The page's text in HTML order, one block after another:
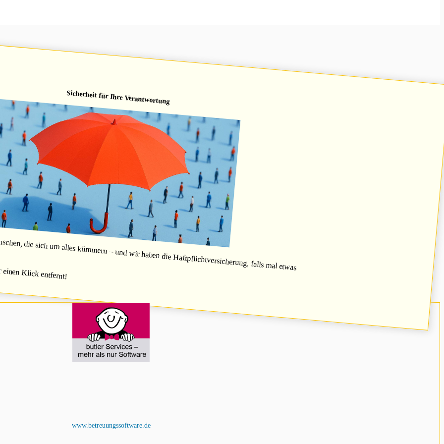
Sicherheit für Ihre Verantwortung
die sich um alles kümmern – und wir haben die Haftpflichtversicherung, falls mal etwas
Klick entfernt!
www.betreuungssoftware.de